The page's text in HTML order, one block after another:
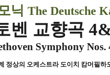
닉 The Deutsche
벤 교향곡
Symphony Nos.
정상의 오케스트라 도이치 캄머필하